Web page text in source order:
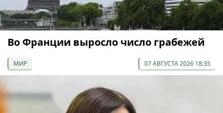
Во Франции выросло число грабежей
МИР 07 АВГУСТА 2026 18:35